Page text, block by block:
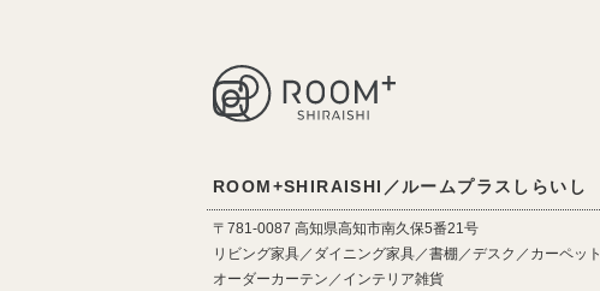
ROOM+SHIRAISHI／ルームプラスしらいし
〒781-0087 高知県高知市南久保5番21号
リビング家具／ダイニング家具／書棚／デスク／カーペット
オーダーカーテン／インテリア雑貨